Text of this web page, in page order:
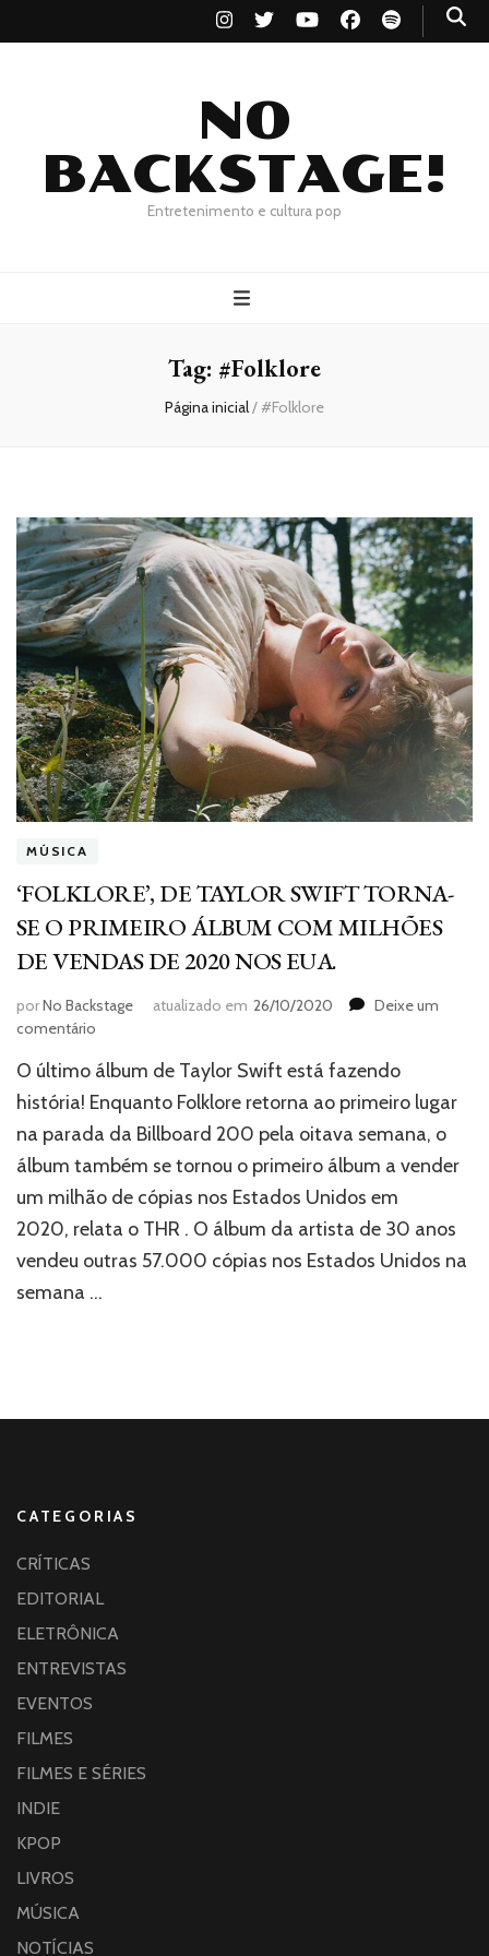
NO
BACKSTAGE!
Entretenimento e cultura pop
Tag: #Folklore
Página inicial/ #Folklore
MÚSICA
‘FOLKLORE’, DE TAYLOR SWIFT TORNA-
SE O PRIMEIRO ÁLBUM COM MILHÕES
DE VENDAS DE 2020 NOS EUA.
porNo Backstage atualizado em 26/10/2020
Deixe um
comentário
DE
TAYLOR
SWIFT
TORNA-
SE
PRIMEIRO
ÁLBUM
COM
DE
EUA.
O último álbum de Taylor Swift está fazendo
história! Enquanto Folklore retorna ao primeiro lugar
na parada da Billboard 200 pela oitava semana, o
álbum também se tornou o primeiro álbum a vender
um milhão de cópias nos Estados Unidos em
2020, relata o THR . O álbum da artista de 30 anos
vendeu outras 57.000 cópias nos Estados Unidos na
semana …
CATEGORIAS
CRÍTICAS
EDITORIAL
ELETRÔNICA
ENTREVISTAS
EVENTOS
FILMES
FILMES E SÉRIES
INDIE
KPOP
LIVROS
MÚSICA
NOTÍCIAS